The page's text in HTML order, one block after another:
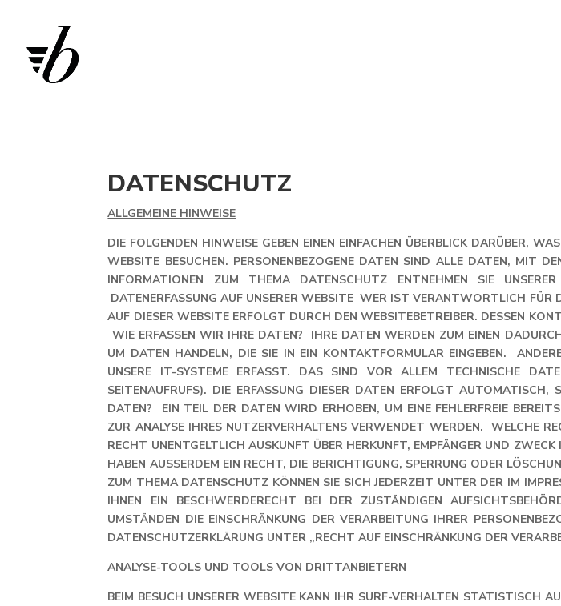
DATENSCHUTZ
ALLGEMEINE HINWEISE
DIE FOLGENDEN HINWEISE GEBEN EINEN EINFACHEN ÜBERBLICK DARÜBER,
WEBSITE BESUCHEN. PERSONENBEZOGENE DATEN SIND ALLE DATEN, MIT
INFORMATIONEN ZUM THEMA DATENSCHUTZ ENTNEHMEN SIE
DATENERFASSUNG AUF UNSERER WEBSITE WER IST VERANTWORTLICH FÜR
AUF DIESER WEBSITE ERFOLGT DURCH DEN WEBSITEBETREIBER. DESSEN
WIE ERFASSEN WIR IHRE DATEN? IHRE DATEN WERDEN ZUM EINEN
UM DATEN HANDELN, DIE SIE IN EIN KONTAKTFORMULAR EINGEBEN.
UNSERE IT-SYSTEME ERFASST. DAS SIND VOR ALLEM TECHNISCHE
SEITENAUFRUFS). DIE ERFASSUNG DIESER DATEN ERFOLGT
DATEN? EIN TEIL DER DATEN WIRD ERHOBEN, UM EINE FEHLERFREIE
ZUR ANALYSE IHRES NUTZERVERHALTENS VERWENDET WERDEN. WELCHE
RECHT UNENTGELTLICH AUSKUNFT ÜBER HERKUNFT, EMPFÄNGER UND
HABEN AUSSERDEM EIN RECHT, DIE BERICHTIGUNG, SPERRUNG ODER
UM THEMA DATENSCHUTZ KÖNNEN SIE SICH JEDERZEIT UNTER DER IM
HNEN EIN BESCHWERDERECHT BEI DER ZUSTÄNDIGEN
STÄNDEN DIE EINSCHRÄNKUNG DER VERARBEITUNG IHRER
TENSCHUTZERKLÄRUNG UNTER „RECHT AUF EINSCHRÄNKUNG DER
ANALYSE-TOOLS UND TOOLS VON DRITTANBIETERN
BEIM BESUCH UNSERER WEBSITE KANN IHR SURF-VERHALTEN STATISTISCH